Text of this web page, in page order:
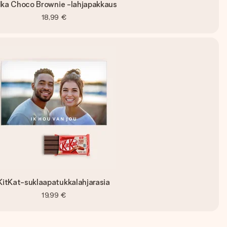
Choco Brownie -lahjapakkaus
18,99 €
suklaapatukkalahjarasia
19,99 €